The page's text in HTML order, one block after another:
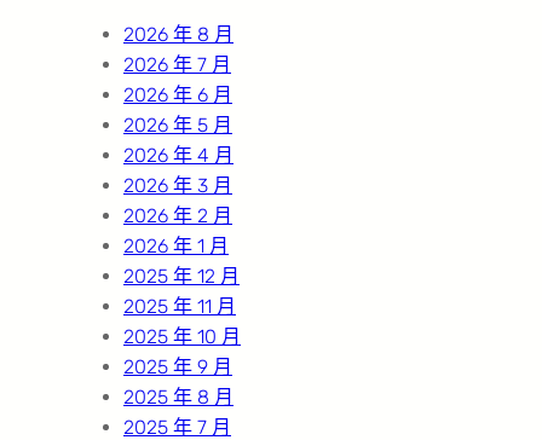
2026 年 8 月
2026 年 7 月
2026 年 6 月
2026 年 5 月
2026 年 4 月
2026 年 3 月
2026 年 2 月
2026 年 1 月
2025 年 12 月
2025 年 11 月
2025 年 10 月
2025 年 9 月
2025 年 8 月
2025 年 7 月